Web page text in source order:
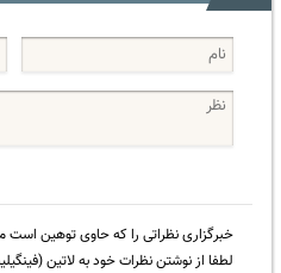
خبرگزاری نظراتی را که حاوی توهین است
لطفا از نوشتن نظرات خود به لاتین